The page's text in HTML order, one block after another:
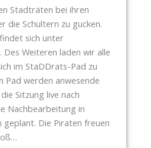
Stadträten bei ihren
die Schultern zu gucken.
sich unter
Weiteren laden wir alle
im StaDDrats-Pad zu
Pad werden anwesende
Sitzung live nach
Nachbearbeitung in
geplant. Die Piraten freuen